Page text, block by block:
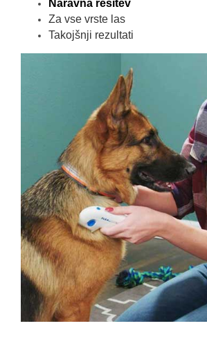
Naravna rešitev
Za vse vrste las
Takojšnji rezultati